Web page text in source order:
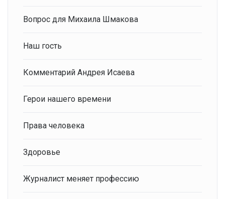
Вопрос для Михаила Шмакова
Наш гость
Комментарий Андрея Исаева
Герои нашего времени
Права человека
Здоровье
Журналист меняет профессию